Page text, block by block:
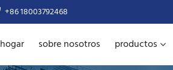
+86 18003792468
hogar sobre nosotros productos